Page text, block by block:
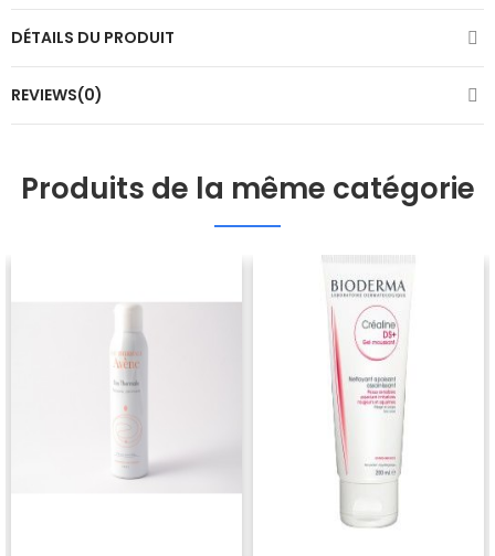
DÉTAILS DU PRODUIT
REVIEWS(0)
Produits de la même catégorie